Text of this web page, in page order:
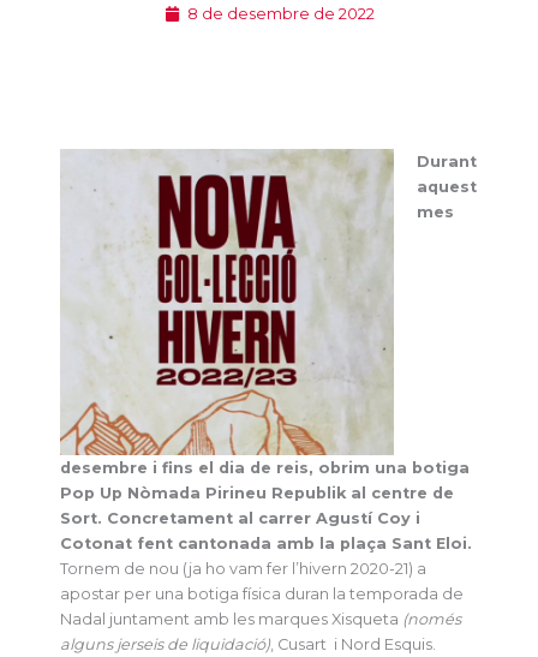
8 de desembre de 2022
Durant
aquest
mes
desembre i fins el dia de reis, obrim una botiga
Pop Up Nòmada Pirineu Republik al centre de
Sort. Concretament al carrer Agustí Coy i
Cotonat fent cantonada amb la plaça Sant Eloi.
Tornem de nou (ja ho vam fer l’hivern 2020-21) a
apostar per una botiga física duran la temporada de
Nadal juntament amb les marques Xisqueta (només
alguns jerseis de liquidació), Cusart i Nord Esquis.